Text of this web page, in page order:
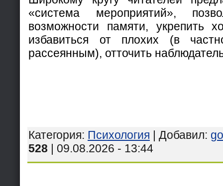
«система мероприятий»,
возможности памяти, укрепить
избавиться от плохих (в
рассеянным), отточить
Категория: Психология | Добавил:
528 | 09.08.2026 - 13:44